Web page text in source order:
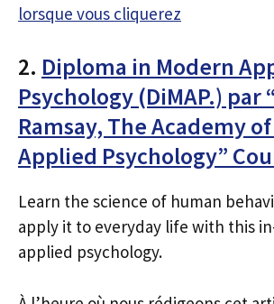
lorsque vous cliquerez
2. Diploma in Modern
Psychology (DiMAP.) par
Ramsay, The Academy
Applied Psychology”
Learn the science of human
apply it to everyday life with this
applied psychology.